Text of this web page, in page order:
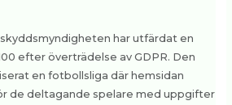
har utfärdat en
efter överträdelse av GDPR. Den
en fotbollsliga där hemsidan
de deltagande spelare med uppgifter